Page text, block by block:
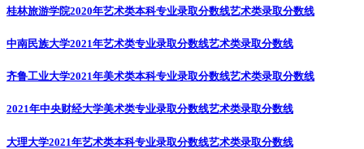
桂林旅游学院2020年艺术类本科专业录取分数线艺术类录取分数线
中南民族大学2021年艺术类专业录取分数线艺术类录取分数线
齐鲁工业大学2021年美术类本科专业录取分数线艺术类录取分数线
2021年中央财经大学美术类专业录取分数线艺术类录取分数线
大理大学2021年艺术类本科专业录取分数线艺术类录取分数线